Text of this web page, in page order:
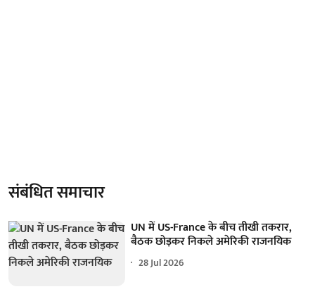
संबंधित समाचार
UN में US-France के बीच तीखी तकरार,
बैठक छोड़कर निकले अमेरिकी राजनयिक
28 Jul 2026